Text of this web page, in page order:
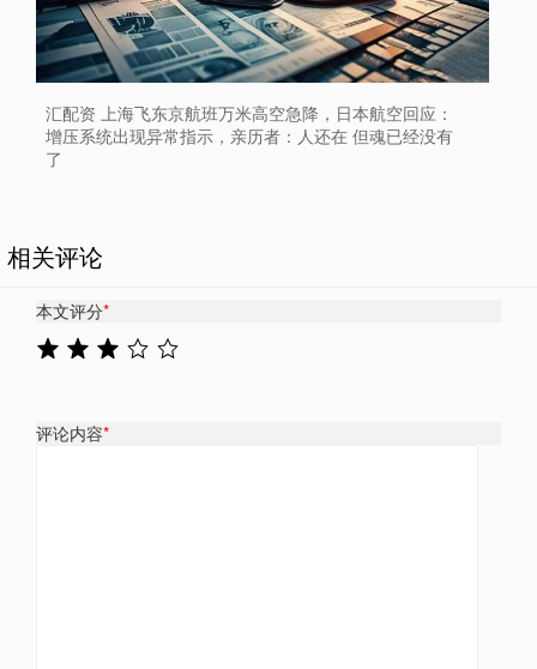
汇配资 上海飞东京航班万米高空急降，日本航空回应：
增压系统出现异常指示，亲历者：人还在 但魂已经没有
了
相关评论
本文评分*
评论内容*